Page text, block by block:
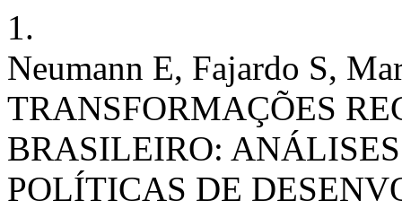
1.
Neumann E, Fajardo S,
TRANSFORMAÇÕES
BRASILEIRO:
POLÍTICAS DE